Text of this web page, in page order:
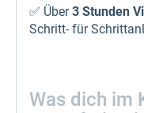
✅ Über3 Stunden
Schritt- für
Was dich im